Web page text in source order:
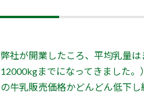
弊社が開業したころ、平均乳量
12000kgまでになってきました
の牛乳販売価格かどんどん低下し